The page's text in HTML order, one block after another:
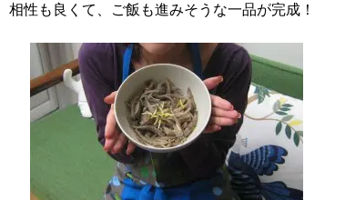
相性も良くて、ご飯も進みそうな一品が完成！